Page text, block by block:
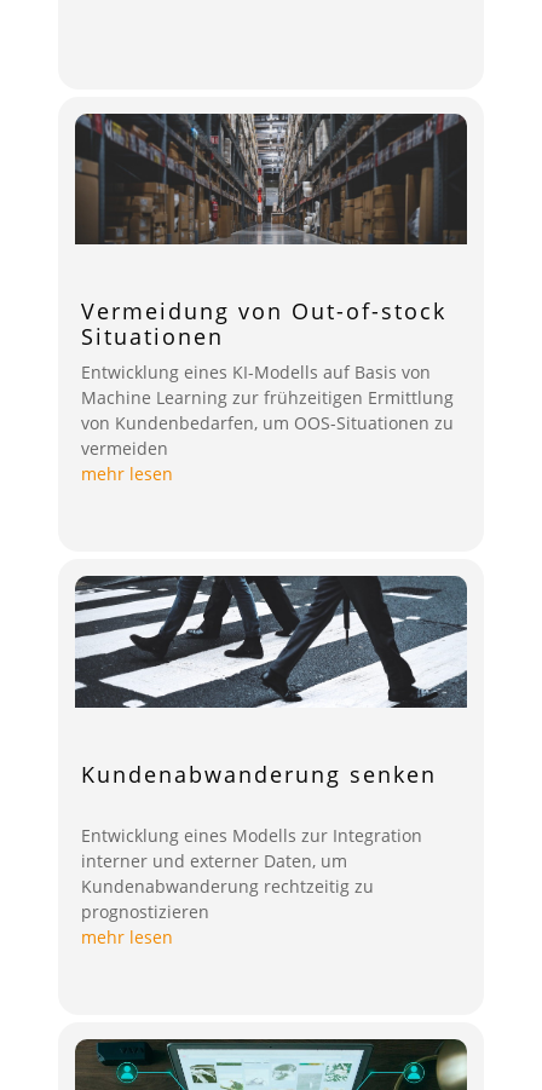
Vermeidung von Out-of-stock
Situationen
Entwicklung eines KI-Modells auf Basis von
Machine Learning zur frühzeitigen Ermittlung
von Kundenbedarfen, um OOS-Situationen zu
vermeiden
mehr lesen
Kundenabwanderung senken
Entwicklung eines Modells zur Integration
interner und externer Daten, um
Kundenabwanderung rechtzeitig zu
prognostizieren
mehr lesen